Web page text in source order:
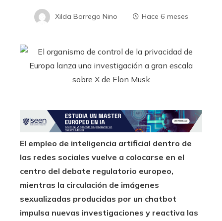
Xilda Borrego Nino Hace 6 meses
El empleo de inteligencia artificial dentro de
las redes sociales vuelve a colocarse en el
centro del debate regulatorio europeo,
mientras la circulación de imágenes
sexualizadas producidas por un chatbot
impulsa nuevas investigaciones y reactiva las